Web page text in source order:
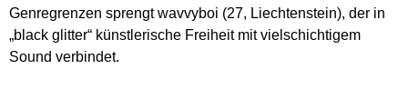
Genregrenzen sprengt wavvyboi (27, Liechtenstein), der in
„black glitter“ künstlerische Freiheit mit vielschichtigem
Sound verbindet.